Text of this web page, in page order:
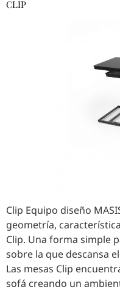
CLIP
Clip Equipo diseño
geometría,
Clip. Una forma simple
sobre la que descansa
Las mesas Clip
sofá creando un